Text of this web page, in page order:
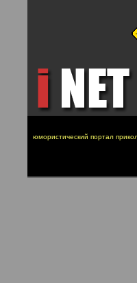
юмористический портал